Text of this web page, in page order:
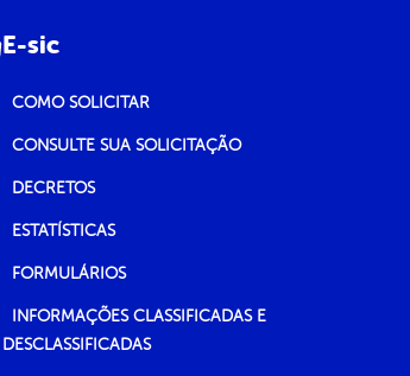
E-sic
COMO SOLICITAR
CONSULTE SUA SOLICITAÇÃO
DECRETOS
ESTATÍSTICAS
FORMULÁRIOS
INFORMAÇÕES CLASSIFICADAS E
DESCLASSIFICADAS